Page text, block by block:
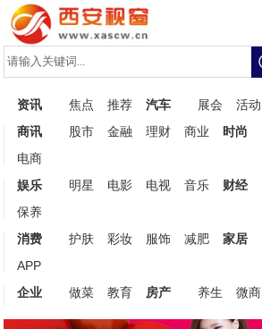
资讯 焦点 推荐 汽车 展会
活动
商讯
股市 金融 理财 商业 时尚
电商
娱乐
明星 电影 电视 音乐 财经
保养
消费
护肤 彩妆 服饰 减肥 家居
APP
企业
做菜 教育 房产 养生 微商